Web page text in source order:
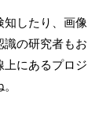
知したり、画像
識の研究者もお
上にあるプロジ